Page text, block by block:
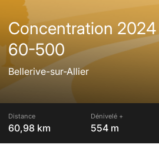
Concentration 2024
60-500
Bellerive-sur-Allier
Distance
60,98 km
Dénivelé +
554 m